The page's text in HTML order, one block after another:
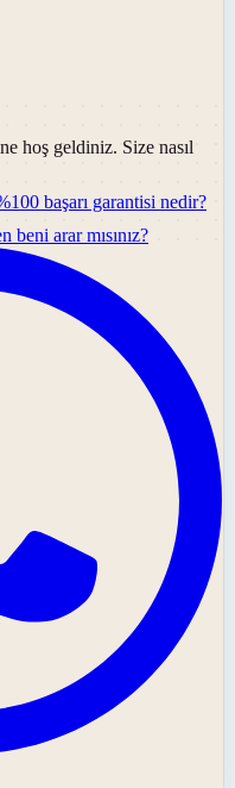
hoş geldiniz. Size nasıl
başarı garantisi nedir?
beni arar mısınız?